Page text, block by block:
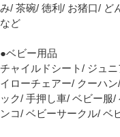
み/ 茶碗/ 徳利/ お猪口/
など
●ベビー用品
チャイルドシート/ ジュ
イローチェアー/ クーハ
ック/ 手押し車/ ベビー服
ンコ/ ベビーサークル/